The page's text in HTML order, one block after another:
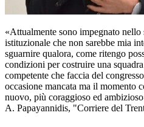
«Attualmente sono impegnato
istituzionale che non sarebbe mia
sguarnire qualora, come ritengo
condizioni per costruire una
competente che faccia del
occasione mancata ma il momento
nuovo, più coraggioso ed
A. Papayannidis, "Corriere del